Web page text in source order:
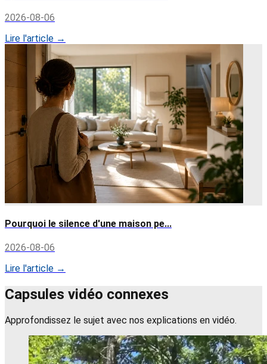
2026-08-06
Lire l'article →
Pourquoi le silence d'une maison pe...
2026-08-06
Lire l'article →
Capsules vidéo connexes
Approfondissez le sujet avec nos explications en vidéo.